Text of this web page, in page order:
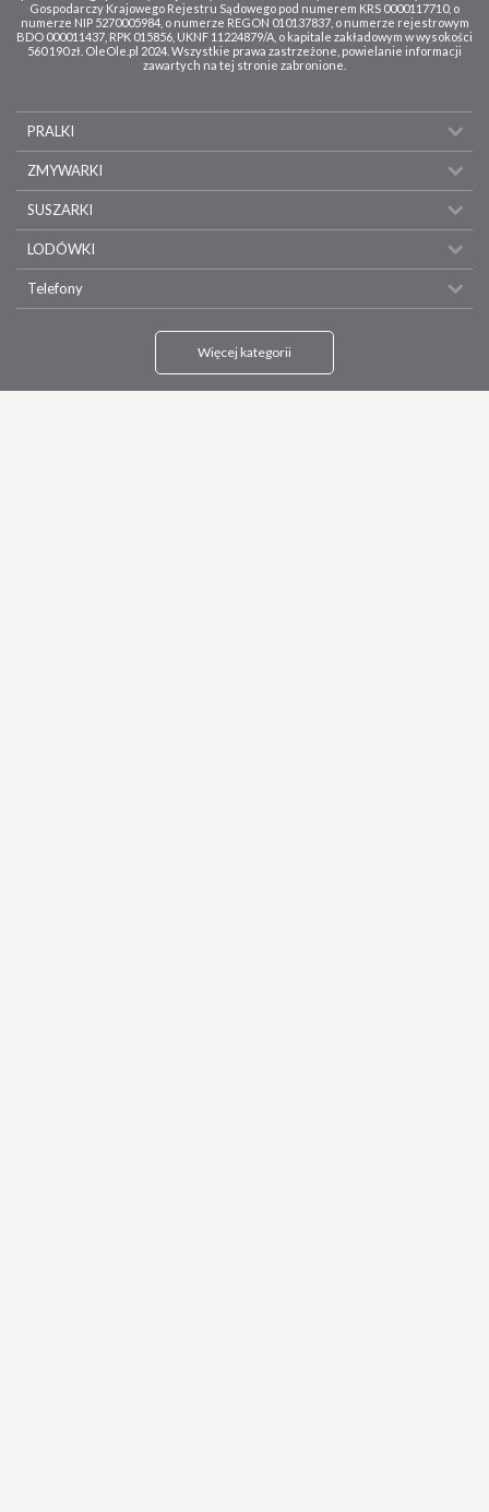
Gospodarczy Krajowego Rejestru Sądowego pod numerem KRS 0000117710, o
numerze NIP 5270005984, o numerze REGON 010137837, o numerze rejestrowym
BDO 000011437, RPK 015856, UKNF 11224879/A, o kapitale zakładowym w wysokości
560 190 zł. OleOle.pl 2024. Wszystkie prawa zastrzeżone, powielanie informacji
zawartych na tej stronie zabronione.
PRALKI
ZMYWARKI
SUSZARKI
LODÓWKI
Telefony
Więcej kategorii